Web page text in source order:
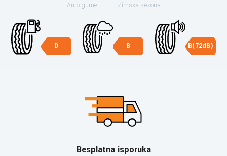
Auto gume Zimska sezona
D B B(72dB)
Besplatna isporuka